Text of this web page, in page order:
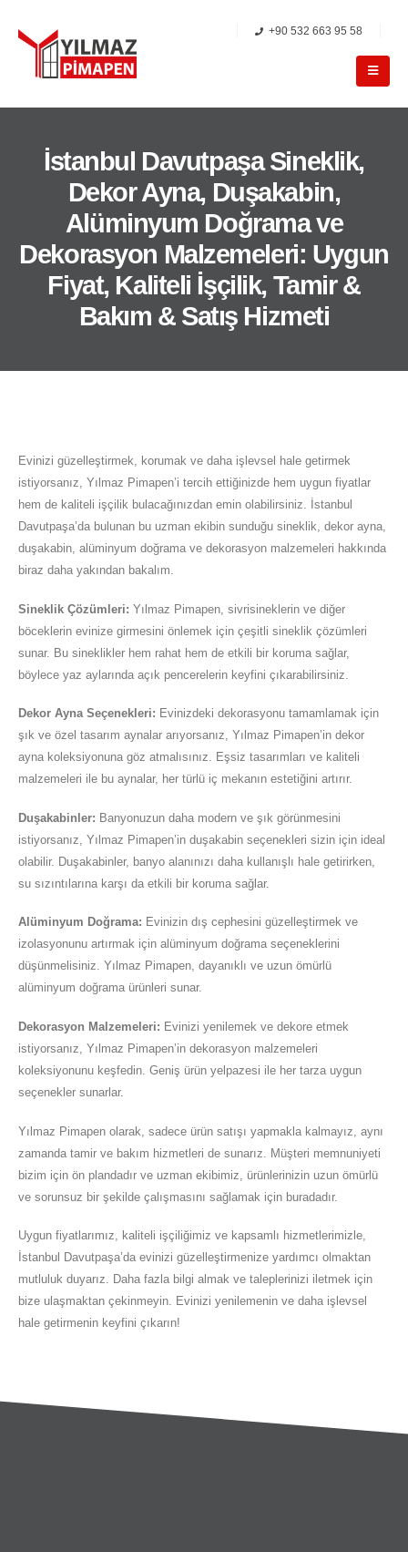
+90 532 663 95 58
İstanbul Davutpaşa Sineklik,
Dekor Ayna, Duşakabin,
Alüminyum Doğrama ve
Dekorasyon Malzemeleri: Uygun
Fiyat, Kaliteli İşçilik, Tamir &
Bakım & Satış Hizmeti
Evinizi güzelleştirmek, korumak ve daha işlevsel hale getirmek
istiyorsanız, Yılmaz Pimapen’i tercih ettiğinizde hem uygun fiyatlar
hem de kaliteli işçilik bulacağınızdan emin olabilirsiniz. İstanbul
Davutpaşa’da bulunan bu uzman ekibin sunduğu sineklik, dekor ayna,
duşakabin, alüminyum doğrama ve dekorasyon malzemeleri hakkında
biraz daha yakından bakalım.
Sineklik Çözümleri: Yılmaz Pimapen, sivrisineklerin ve diğer
böceklerin evinize girmesini önlemek için çeşitli sineklik çözümleri
sunar. Bu sineklikler hem rahat hem de etkili bir koruma sağlar,
böylece yaz aylarında açık pencerelerin keyfini çıkarabilirsiniz.
Dekor Ayna Seçenekleri: Evinizdeki dekorasyonu tamamlamak için
şık ve özel tasarım aynalar arıyorsanız, Yılmaz Pimapen’in dekor
ayna koleksiyonuna göz atmalısınız. Eşsiz tasarımları ve kaliteli
malzemeleri ile bu aynalar, her türlü iç mekanın estetiğini artırır.
Duşakabinler: Banyonuzun daha modern ve şık görünmesini
istiyorsanız, Yılmaz Pimapen’in duşakabin seçenekleri sizin için ideal
olabilir. Duşakabinler, banyo alanınızı daha kullanışlı hale getirirken,
su sızıntılarına karşı da etkili bir koruma sağlar.
Alüminyum Doğrama: Evinizin dış cephesini güzelleştirmek ve
izolasyonunu artırmak için alüminyum doğrama seçeneklerini
düşünmelisiniz. Yılmaz Pimapen, dayanıklı ve uzun ömürlü
alüminyum doğrama ürünleri sunar.
Dekorasyon Malzemeleri: Evinizi yenilemek ve dekore etmek
istiyorsanız, Yılmaz Pimapen’in dekorasyon malzemeleri
koleksiyonunu keşfedin. Geniş ürün yelpazesi ile her tarza uygun
seçenekler sunarlar.
Yılmaz Pimapen olarak, sadece ürün satışı yapmakla kalmayız, aynı
zamanda tamir ve bakım hizmetleri de sunarız. Müşteri memnuniyeti
bizim için ön plandadır ve uzman ekibimiz, ürünlerinizin uzun ömürlü
ve sorunsuz bir şekilde çalışmasını sağlamak için buradadır.
Uygun fiyatlarımız, kaliteli işçiliğimiz ve kapsamlı hizmetlerimizle,
İstanbul Davutpaşa’da evinizi güzelleştirmenize yardımcı olmaktan
mutluluk duyarız. Daha fazla bilgi almak ve taleplerinizi iletmek için
bize ulaşmaktan çekinmeyin. Evinizi yenilemenin ve daha işlevsel
hale getirmenin keyfini çıkarın!